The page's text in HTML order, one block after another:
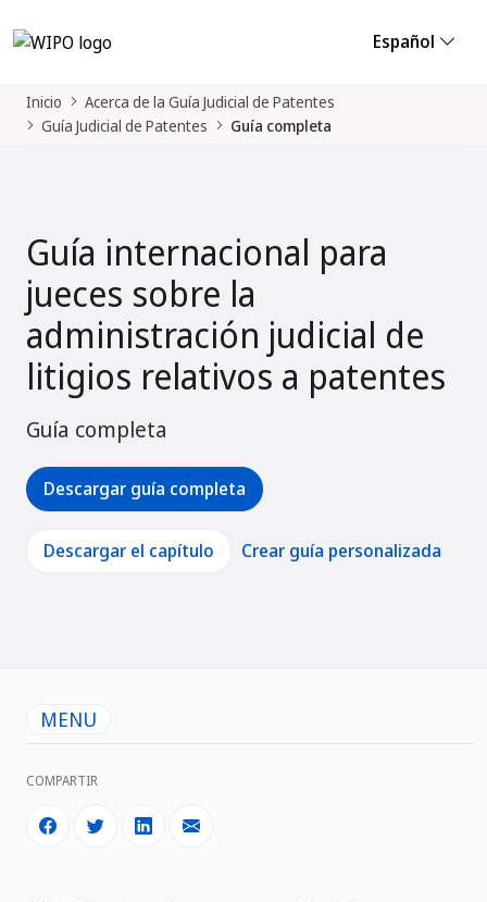
Español
Inicio
Acerca de la Guía Judicial de Patentes
Guía Judicial de Patentes
Guía completa
Guía internacional para
jueces sobre la
administración judicial de
litigios relativos a patentes
Guía completa
Descargar guía completa
Descargar el capítulo Crear guía personalizada
MENU
COMPARTIR